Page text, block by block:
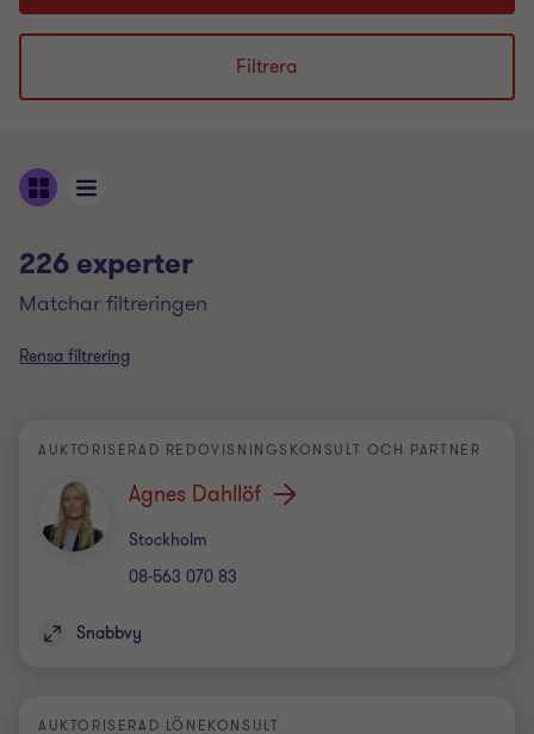
Filtrera
226 experter
matchar filtreringen
Rensa filtrering
AUKTORISERAD REDOVISNINGSKONSULT OCH PARTNER
Agnes Dahllöf
Stockholm
Kontor
08-563 070 83
Snabbvy
AUKTORISERAD LÖNEKONSULT